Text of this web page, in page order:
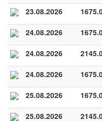
23.08.2026
24.08.2026
24.08.2026
24.08.2026
25.08.2026
25.08.2026